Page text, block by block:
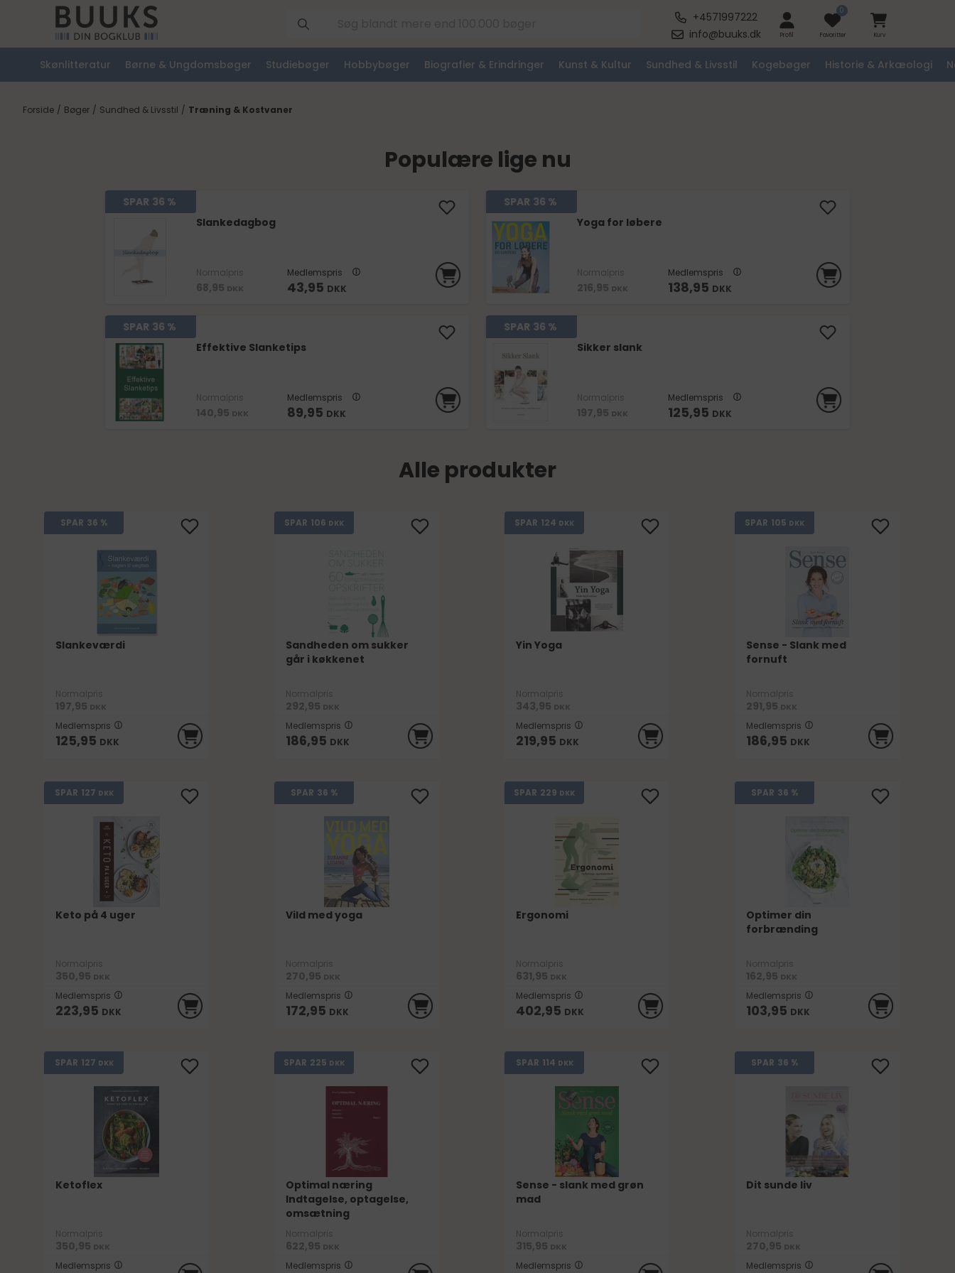
+4571997222
info@buuks.dk
Profil
0
Favoritter Kurv
Skønlitteratur Børne & Ungdomsbøger Studiebøger Hobbybøger Biografier & Erindringer Kunst & Kultur Sundhed & Livsstil Kogebøger Historie & Arkæologi
Forside / Bøger / Sundhed & Livsstil / Træning & Kostvaner
Populære lige nu
SPAR 36 %
Slankedagbog
Normalpris
68,95 DKK
Medlemspris
43,95 DKK
SPAR 36 %
Yoga for løbere
Normalpris
216,95 DKK
Medlemspris
138,95 DKK
SPAR 36 %
Effektive Slanketips
Normalpris
140,95 DKK
Medlemspris
89,95 DKK
SPAR 36 %
Sikker slank
Normalpris
197,95 DKK
Medlemspris
125,95 DKK
Alle produkter
SPAR 36 %
Slankeværdi
Normalpris
197,95 DKK
Medlemspris
125,95 DKK
SPAR 106 DKK
Sandheden om sukker
går i køkkenet
Normalpris
292,95 DKK
Medlemspris
186,95 DKK
SPAR 124 DKK
Yin Yoga
Normalpris
343,95 DKK
Medlemspris
219,95 DKK
SPAR 105 DKK
Sense - Slank med
fornuft
Normalpris
291,95 DKK
Medlemspris
186,95 DKK
SPAR 127 DKK
Keto på 4 uger
Normalpris
350,95 DKK
Medlemspris
223,95 DKK
SPAR 36 %
Vild med yoga
Normalpris
270,95 DKK
Medlemspris
172,95 DKK
SPAR 229 DKK
Ergonomi
Normalpris
631,95 DKK
Medlemspris
402,95 DKK
SPAR 36 %
Optimer din
forbrænding
Normalpris
162,95 DKK
Medlemspris
103,95 DKK
SPAR 127 DKK
Ketoflex
Normalpris
350,95 DKK
Medlemspris
SPAR 225 DKK
Optimal næring
Indtagelse, optagelse,
omsætning
Normalpris
622,95 DKK
Medlemspris
SPAR 114 DKK
Sense - slank med grøn
mad
Normalpris
315,95 DKK
Medlemspris
SPAR 36 %
Dit sunde liv
Normalpris
270,95 DKK
Medlemspris